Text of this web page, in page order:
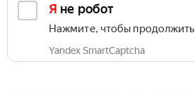
Я не робот
Нажмите, чтобы продолжить
Yandex SmartCaptcha